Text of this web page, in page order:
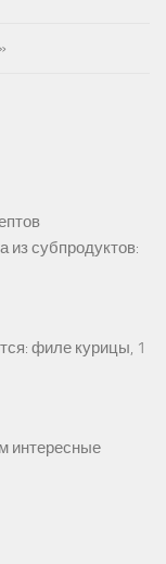
из субпродуктов:
филе курицы, 1
интересные